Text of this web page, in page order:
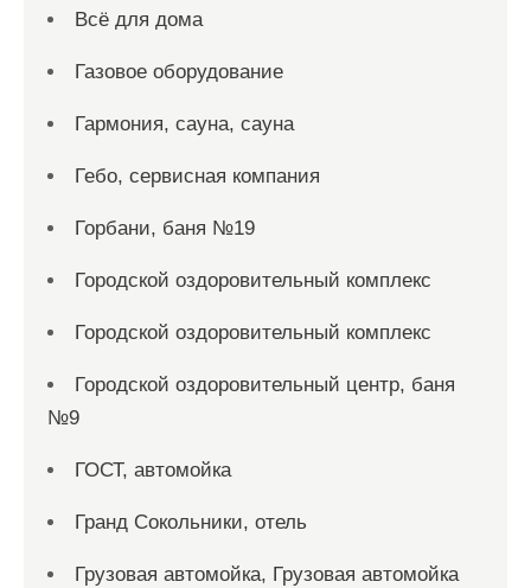
Всё для дома
Газовое оборудование
Гармония, сауна, сауна
Гебо, сервисная компания
Горбани, баня №19
Городской оздоровительный комплекс
Городской оздоровительный комплекс
Городской оздоровительный центр, баня
№9
ГОСТ, автомойка
Гранд Сокольники, отель
Грузовая автомойка, Грузовая автомойка